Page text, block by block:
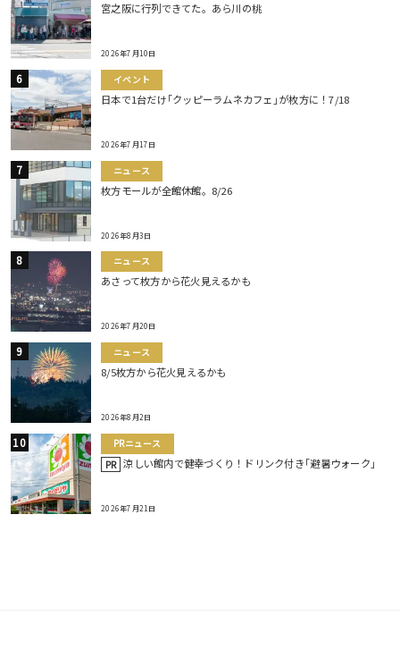
宮之阪に行列できてた。あら川の桃
2026年7月10日
イベント
日本で1台だけ｢クッピーラムネカフェ｣が枚方に！7/18
2026年7月17日
ニュース
枚方モールが全館休館。8/26
2026年8月3日
ニュース
あさって枚方から花火見えるかも
2026年7月20日
ニュース
8/5枚方から花火見えるかも
2026年8月2日
PRニュース
PR 涼しい館内で健幸づくり！ドリンク付き｢避暑ウォーク｣
2026年7月21日